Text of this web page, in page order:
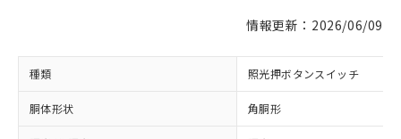
情報更新：2026/06/09
種類 照光押ボタンスイッチ
胴体形状 角胴形